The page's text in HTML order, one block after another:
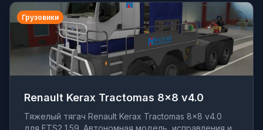
Грузовики
Renault Kerax Tractomas 8x8 v4.0
Тяжелый тягач Renault Kerax Tractomas 8x8 v4.0